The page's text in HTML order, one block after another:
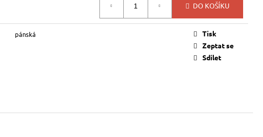
DO KOŠÍKU
pánská
Tisk
Zeptat se
Sdílet